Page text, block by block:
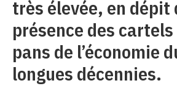
très élevée, en dépit
présence des
pans de l’économie
longues décennies.